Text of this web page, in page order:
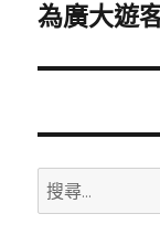
下
篇
章:
為廣大遊
搜
尋